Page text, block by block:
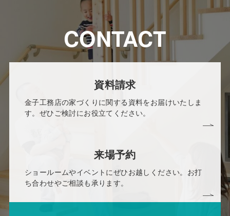
CONTACT
資料請求
金子工務店の家づくりに関する資料をお届けいたしま
す。ぜひご検討にお役立てください。
来場予約
ショールームやイベントにぜひお越しください。お打
ち合わせやご相談も承ります。